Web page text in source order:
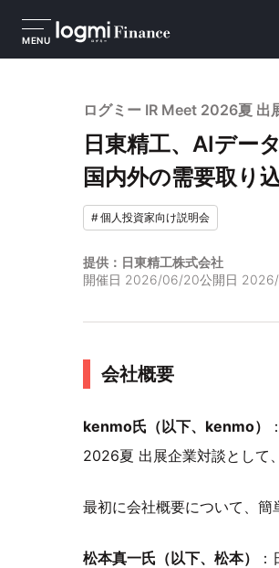
MENU
ログミー IR Meet 2026夏 出
日東精工、AIデー
国内外の需要取り
#個人投資家向け説明会
提供：日東精工株式会社
開催日 2026/06/20公開日
会社概要
kenmo氏（以下、kenmo）
2026夏 出展企業対談として
最初に会社概要について、簡
松本真一氏（以下、松本）